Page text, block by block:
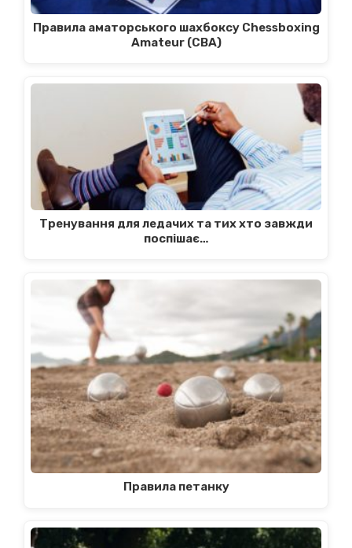
Правила аматорського шахбоксу Chessboxing
Amateur (CBA)
Тренування для ледачих та тих хто завжди
поспішає…
Правила петанку